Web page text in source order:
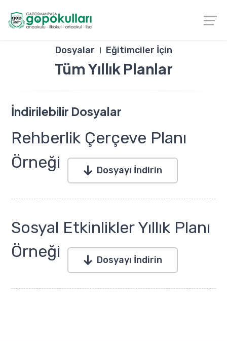
Dosyalar Eğitimciler İçin
Tüm Yıllık Planlar
İndirilebilir Dosyalar
Rehberlik Çerçeve Planı
Örneği
Dosyayı İndirin
Sosyal Etkinlikler Yıllık Planı
Örneği
Dosyayı İndirin